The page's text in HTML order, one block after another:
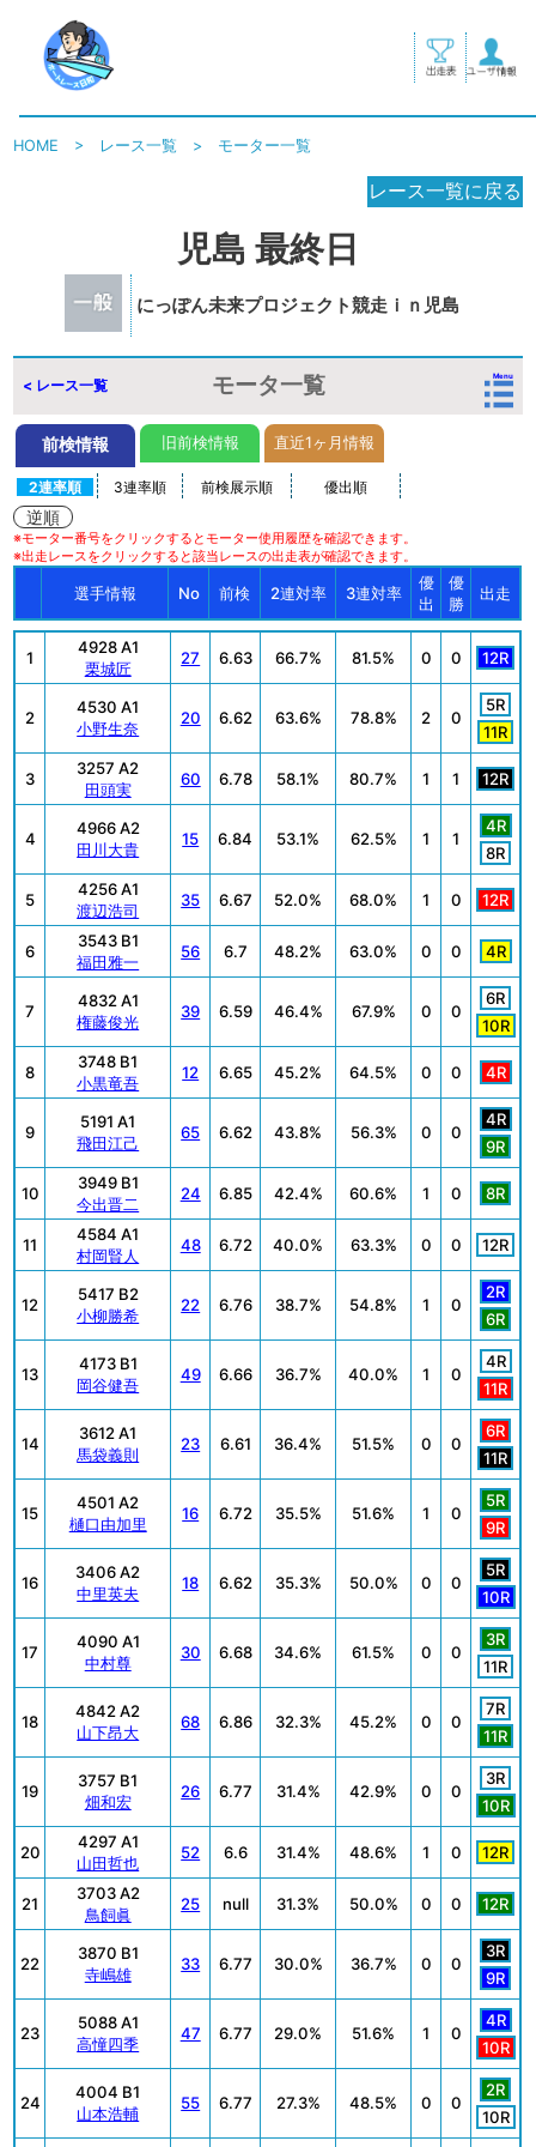
HOME > レース一覧 > モーター一覧
レース一覧に戻る
児島 最終日
にっぽん未来プロジェクト競走ｉｎ児島
< レース一覧 モータ一覧 Menu
前検情報 旧前検情報 直近1ヶ月情報
2連率順 3連率順 前検展示順 優出順
逆順
※モーター番号をクリックするとモーター使用履歴を確認できます。
※出走レースをクリックすると該当レースの出走表が確認できます。
選手情報 No 前検 2連対率 3連対率
優
出
優
勝
出走
1
4928 A1
栗城匠
27 6.63 66.7% 81.5% 0 0 12R
2
4530 A1
小野生奈
20 6.62 63.6% 78.8% 2 0
5R
11R
3
3257 A2
田頭実
60 6.78 58.1% 80.7% 1 1 12R
4
4966 A2
田川大貴
15 6.84 53.1% 62.5% 1 1
4R
8R
5
4256 A1
渡辺浩司
35 6.67 52.0% 68.0% 1 0 12R
6
3543 B1
福田雅一
56 6.7 48.2% 63.0% 0 0 4R
7
4832 A1
権藤俊光
39 6.59 46.4% 67.9% 0 0
6R
10R
8
3748 B1
小黒竜吾
12 6.65 45.2% 64.5% 0 0 4R
9
5191 A1
飛田江己
65 6.62 43.8% 56.3% 0 0
4R
9R
10
3949 B1
今出晋二
24 6.85 42.4% 60.6% 1 0 8R
11
4584 A1
村岡賢人
48 6.72 40.0% 63.3% 0 0 12R
12
5417 B2
小柳勝希
22 6.76 38.7% 54.8% 1 0
2R
6R
13
4173 B1
岡谷健吾
49 6.66 36.7% 40.0% 1 0
4R
11R
14
3612 A1
馬袋義則
23 6.61 36.4% 51.5% 0 0
6R
11R
15
4501 A2
樋口由加里
16 6.72 35.5% 51.6% 1 0
5R
9R
16
3406 A2
中里英夫
18 6.62 35.3% 50.0% 0 0
5R
10R
17
4090 A1
中村尊
30 6.68 34.6% 61.5% 0 0
3R
11R
18
4842 A2
山下昂大
68 6.86 32.3% 45.2% 0 0
7R
11R
19
3757 B1
畑和宏
26 6.77 31.4% 42.9% 0 0
3R
10R
20
4297 A1
山田哲也
52 6.6 31.4% 48.6% 1 0 12R
21
3703 A2
鳥飼眞
25 null 31.3% 50.0% 0 0 12R
22
3870 B1
寺嶋雄
33 6.77 30.0% 36.7% 0 0
3R
9R
23
5088 A1
高憧四季
47 6.77 29.0% 51.6% 1 0
4R
10R
24
4004 B1
山本浩輔
55 6.77 27.3% 48.5% 0 0
2R
10R